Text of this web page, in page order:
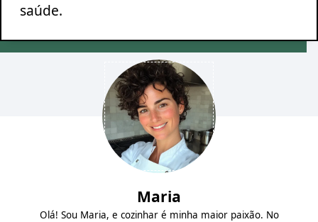
saúde.
Maria
Olá! Sou Maria, e cozinhar é minha maior paixão. No